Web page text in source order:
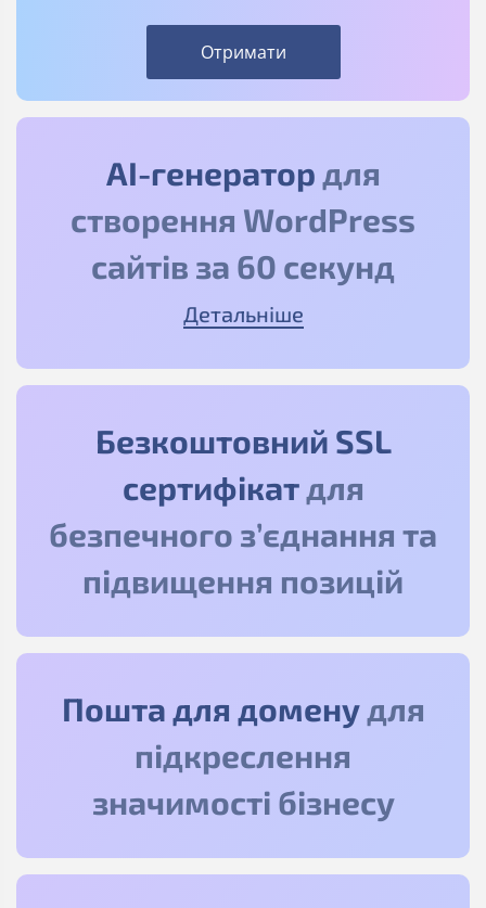
Отримати
АІ-генератордля
створення WordPress
сайтів за 60 секунд
Детальніше
Безкоштовний SSL
сертифікатдля
безпечного з’єднання та
підвищення позицій
Пошта для доменудля
підкреслення
значимості бізнесу